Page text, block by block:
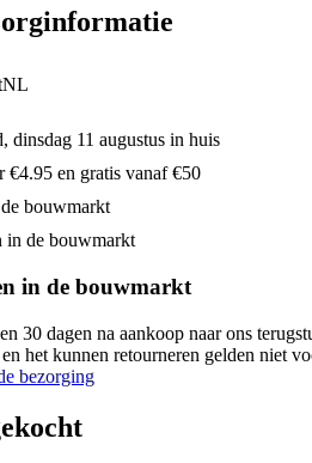
dinsdag 11 augustus in huis
€4.95 en gratis vanaf €50
bouwmarkt
in de bouwmarkt
in de bouwmarkt
30 dagen na aankoop naar ons
het kunnen retourneren gelden niet
bezorging